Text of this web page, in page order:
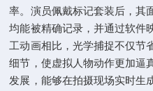
率。演员佩戴标记套装后，其
均能被精确记录，并通过软件
工动画相比，光学捕捉不仅节
细节，使虚拟人物动作更加逼
发展，能够在拍摄现场实时生